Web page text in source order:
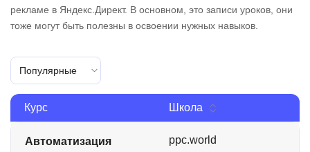
рекламе в Яндекс.Директ. В основном, это записи уроков, они
тоже могут быть полезны в освоении нужных навыков.
Популярные
Курс Школа
Автоматизация
ppc.world